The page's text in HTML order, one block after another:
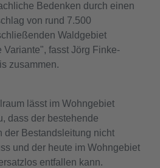
Bedenken durch einen
von rund 7.500
Waldgebiet
fasst Jörg Finke-
zusammen.
lässt im Wohngebiet
dass der bestehende
der Bestandsleitung nicht
und der heute im Wohngebiet
entfallen kann.